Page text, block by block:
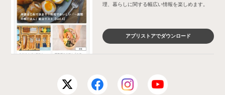
理、暮らしに関する幅広い情報を楽しめます。
アプリストアでダウンロード